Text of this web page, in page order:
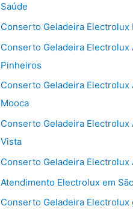
Saúde
Conserto Geladeira Electrolux
Conserto Geladeira Electrolux
Pinheiros
Conserto Geladeira Electrolux
Mooca
Conserto Geladeira Electrolux
Vista
Conserto Geladeira Electrolux
Atendimento Electrolux em
Conserto Geladeira Electrolux